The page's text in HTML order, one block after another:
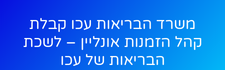
משרד הבריאות עכו קבלת
קהל הזמנות אונליין – לשכת
הבריאות של עכו